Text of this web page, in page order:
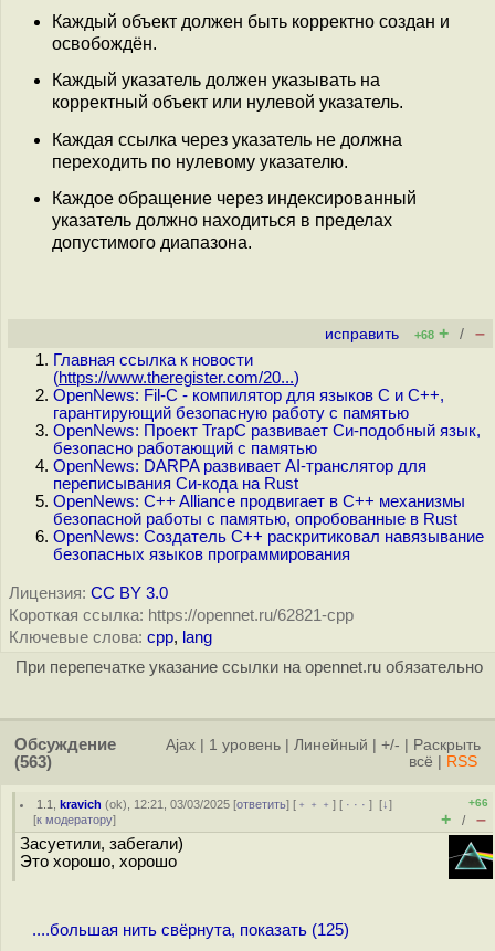
Каждый объект должен быть корректно создан и
освобождён.
Каждый указатель должен указывать на
корректный объект или нулевой указатель.
Каждая ссылка через указатель не должна
переходить по нулевому указателю.
Каждое обращение через индексированный
указатель должно находиться в пределах
допустимого диапазона.
исправить +68 + / –
Главная ссылка к новости
(https://www.theregister.com/20...)
OpenNews: Fil-C - компилятор для языков C и C++,
гарантирующий безопасную работу с памятью
OpenNews: Проект TrapC развивает Си-подобный язык,
безопасно работающий с памятью
OpenNews: DARPA развивает AI-транслятор для
переписывания Си-кода на Rust
OpenNews: C++ Alliance продвигает в C++ механизмы
безопасной работы с памятью, опробованные в Rust
OpenNews: Создатель C++ раскритиковал навязывание
безопасных языков программирования
Лицензия: CC BY 3.0
Короткая ссылка: https://opennet.ru/62821-cpp
Ключевые слова: cpp, lang
При перепечатке указание ссылки на opennet.ru обязательно
Обсуждение
(563)
Ajax 1 уровень Линейный +/-
Раскрыть
всё
RSS
1.1 ,kravich (ok), 12:21, 03/03/2025 [ответить] [ ﹢﹢﹢] [ · · ·][↓]
[к модератору]
+66
+ / –
Засуетили, забегали)
Это хорошо, хорошо
....большая нить свёрнута, показать (125)